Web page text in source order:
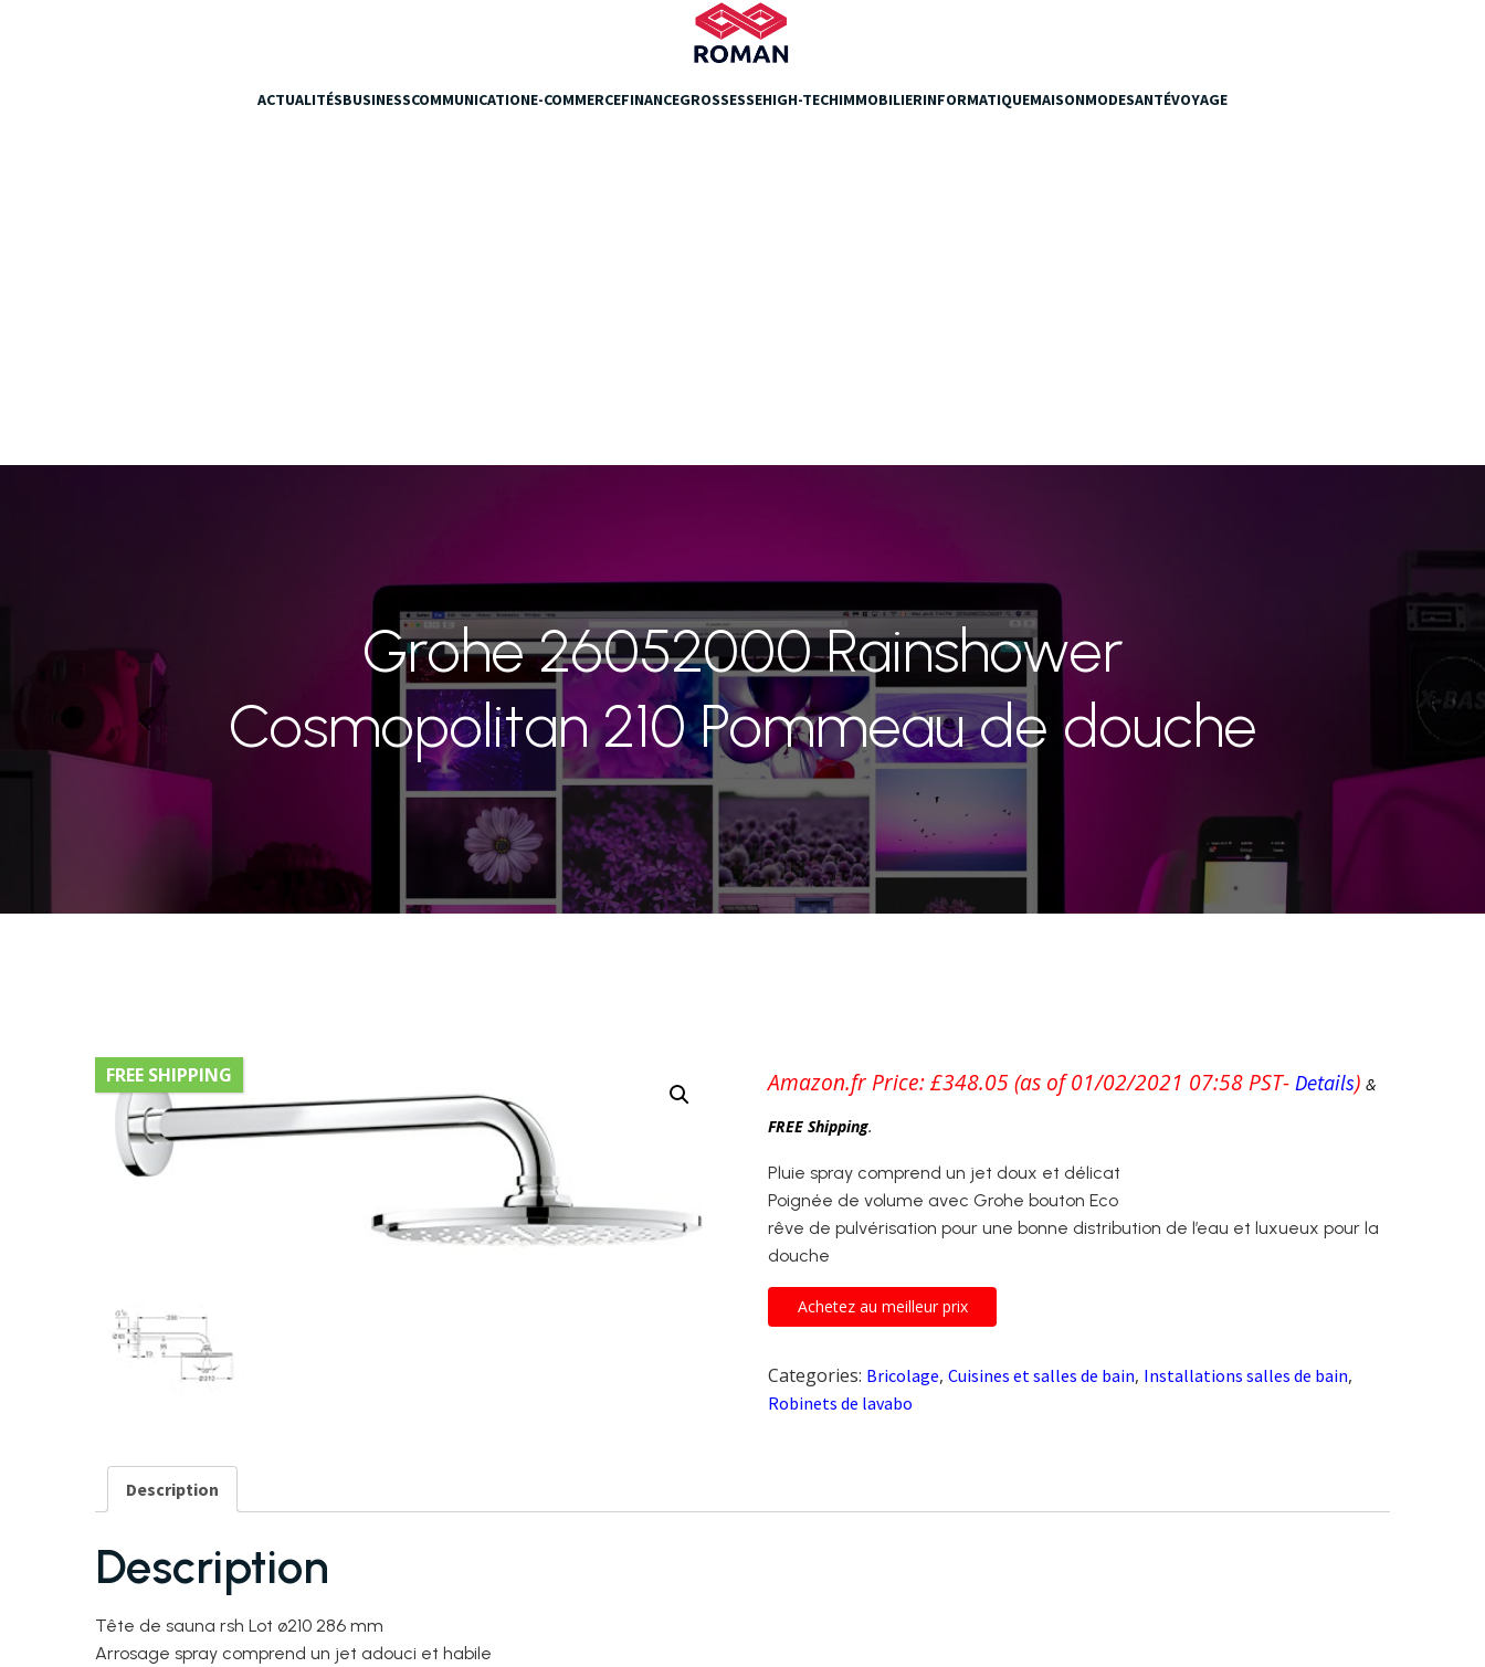
ACTUALITÉSBUSINESSCOMMUNICATIONE-COMMERCEFINANCEGROSSESSEHIGH-TECHIMMOBILIERINFORMATIQUEMAISONMODESANTÉVOYAGE
Grohe 26052000 Rainshower
Cosmopolitan 210 Pommeau de douche
FREE SHIPPING Amazon.fr Price:£348.05(as of 01/02/2021 07:58 PST-Details)&
FREE Shipping.
Pluie spray comprend un jet doux et délicat
Poignée de volume avec Grohe bouton Eco
rêve de pulvérisation pour une bonne distribution de l’eau et luxueux pour la
douche
Achetez au meilleur prix
Categories: Bricolage,Cuisines et salles de bain, Installations salles de bain,
Robinets de lavabo
Description
Description
Tête de sauna rsh Lot ø210 286 mm
Arrosage spray comprend un jet adouci et habile